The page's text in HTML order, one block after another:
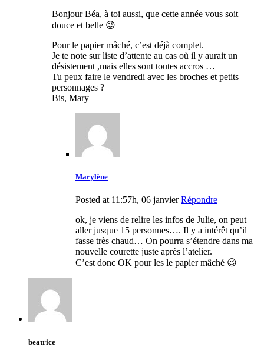
Bonjour Béa, à toi aussi, que cette année vous soit
douce et belle 😉
Pour le papier mâché, c’est déjà complet.
Je te note sur liste d’attente au cas où il y aurait un
désistement ,mais elles sont toutes accros …
Tu peux faire le vendredi avec les broches et petits
personnages ?
Bis, Mary
Marylène
Posted at 11:57h, 06 janvier Répondre
ok, je viens de relire les infos de Julie, on peut
aller jusque 15 personnes…. Il y a intérêt qu’il
fasse très chaud… On pourra s’étendre dans ma
nouvelle courette juste après l’atelier.
C’est donc OK pour les le papier mâché 😉
beatrice